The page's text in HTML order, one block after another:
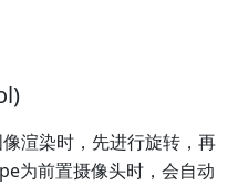
渲染时，先进行旋转，再
为前置摄像头时，会自动